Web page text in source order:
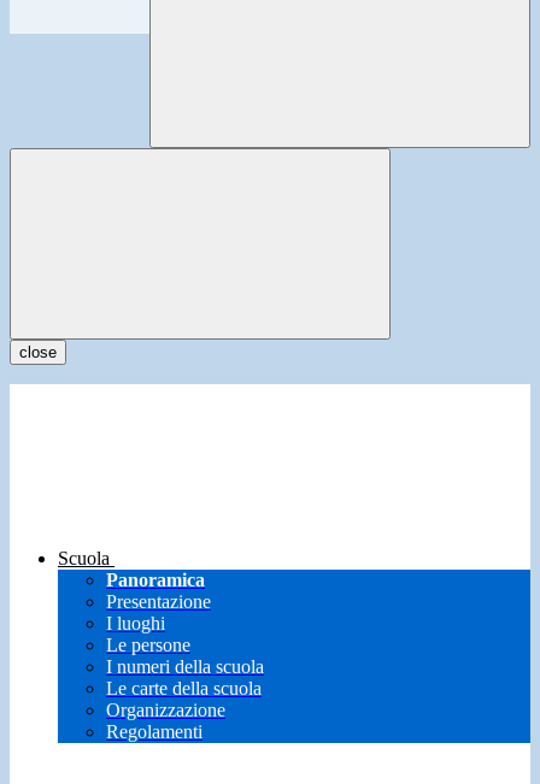
close
Scuola
Panoramica
Presentazione
I luoghi
Le persone
I numeri della scuola
Le carte della scuola
Organizzazione
Regolamenti